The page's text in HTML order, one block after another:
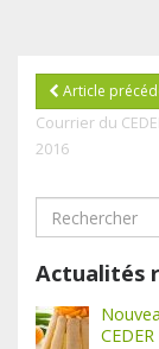
Article
Courrier du
2016
Actualités
CEDER